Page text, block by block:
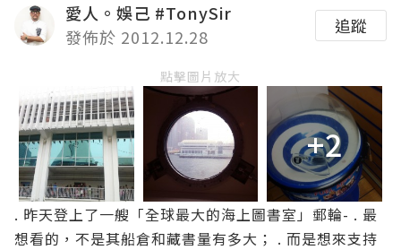
愛人。娛己 #TonySir
發佈於 2012.12.28
追蹤
點擊圖片放大
+2
. 昨天登上了一艘「全球最大的海上圖書室」郵輪- . 最
想看的，不是其船倉和藏書量有多大； . 而是想來支持